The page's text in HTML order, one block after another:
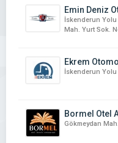
Emin Deniz
İskenderun Yolu
Mah. Yurt Sok.
Ekrem
İskenderun Yolu
Bormel Otel
Gökmeydan